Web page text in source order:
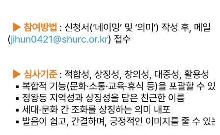
► 참여방법 : 신청서(‘네이밍’ 및 ‘의미’) 작성 후, 메일
(jihun0421@shurc.or.kr) 접수
► 심사기준: 적합성, 상징성, 창의성, 대중성, 활용성
▪ 복합적 기능(문화·소통·교육·휴식 등)을 포괄할 수 있
▪ 정왕동 지역성과 상징성을 담은 친근한 이름
▪ 세대·문화 간 조화를 상징하는 의미 내포
▪ 발음이 쉽고, 간결하며, 긍정적인 이미지를 줄 수 있